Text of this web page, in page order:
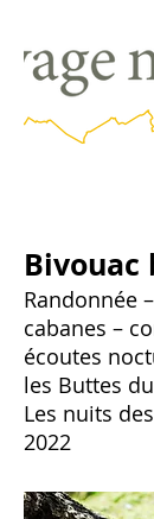
Bivouac
Randonnée
cabanes –
écoutes
les Buttes
Les nuits
2022